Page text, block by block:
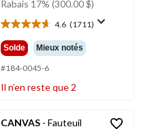
Rabais 17% (300.00 $)
4.6 (1711)
4.6
étoile(s)
sur
5.
1711
évaluations
Solde Mieux notés
#184-0045-6
Il n’en reste que 2
CANVAS - Fauteuil